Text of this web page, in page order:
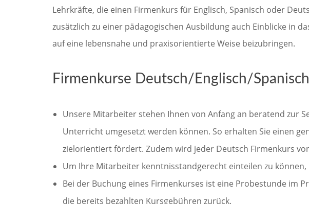
Lehrkräfte, die einen Firmenkurs für Englisch, Spanisch oder
zusätzlich zu einer pädagogischen Ausbildung auch Einblicke in
auf eine lebensnahe und praxisorientierte Weise beizubringen.
Firmenkurse Deutsch/Englisch/
Unsere Mitarbeiter stehen Ihnen von Anfang an beratend zur
Unterricht umgesetzt werden können. So erhalten Sie einen
zielorientiert fördert. Zudem wird jeder Deutsch Firmenkurs
Um Ihre Mitarbeiter kenntnisstandgerecht einteilen zu
Bei der Buchung eines Firmenkurses ist eine Probestunde im
die bereits bezahlten Kursgebühren zurück.